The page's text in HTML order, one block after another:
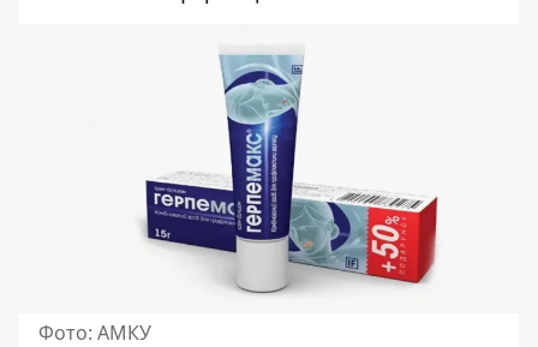
Фото: АМКУ